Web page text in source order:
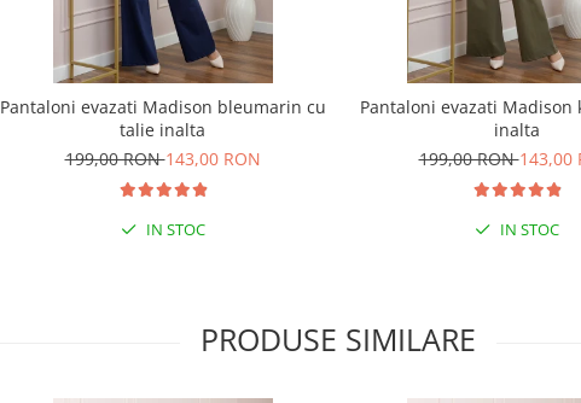
Pantaloni evazati Madison bleumarin cu
talie inalta
199,00 RON143,00 RON
IN STOC
Pantaloni evazati Madison
inalta
199,00 RON143,00
IN STOC
PRODUSE SIMILARE